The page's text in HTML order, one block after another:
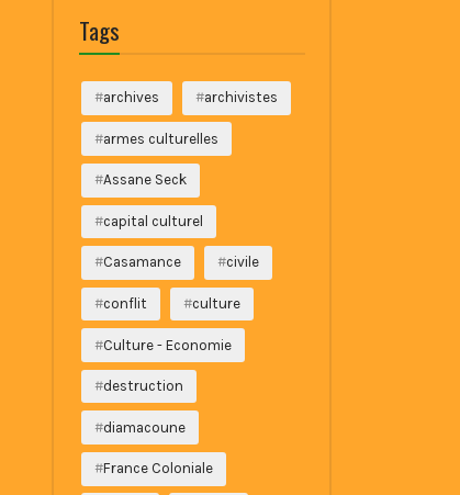
Tags
archives archivistes
armes culturelles
Assane Seck
capital culturel
Casamance civile
conflit culture
Culture - Economie
destruction
diamacoune
France Coloniale